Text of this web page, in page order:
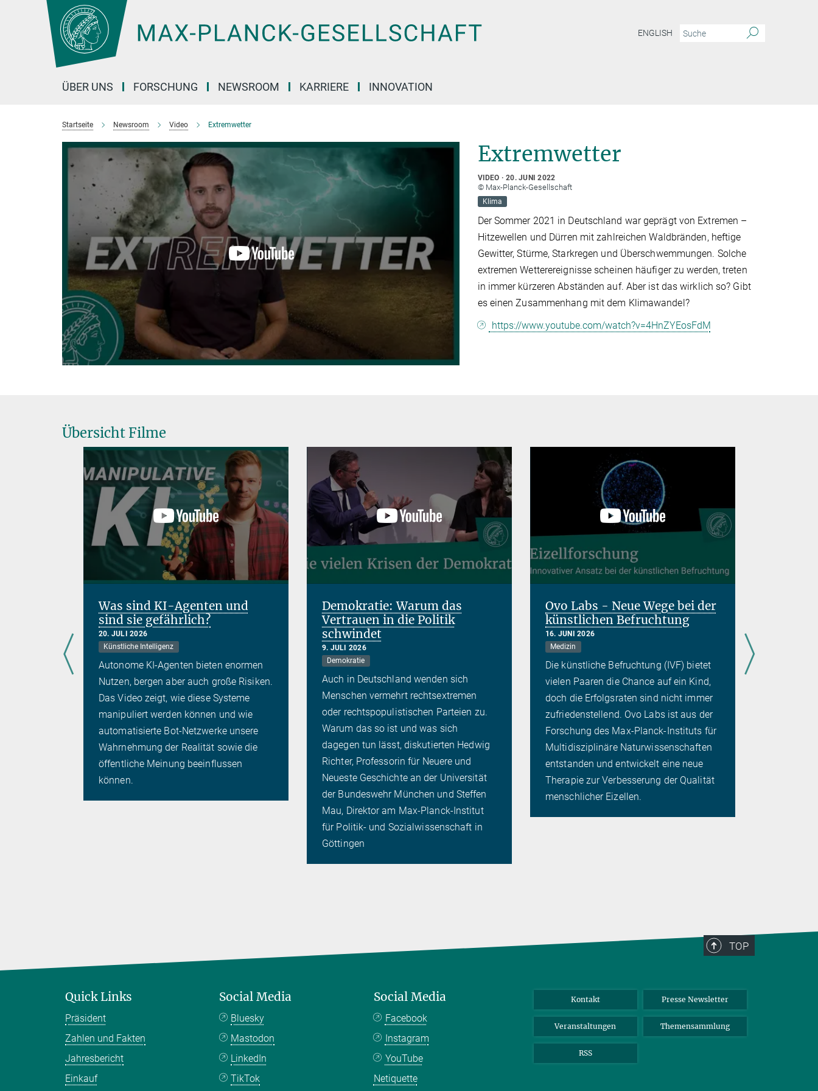
Hauptinhalt
ENGLISH
ÜBER UNS FORSCHUNG NEWSROOM KARRIERE INNOVATION
Startseite Newsroom Video Extremwetter
Extremwetter
VIDEO 20. JUNI 2022
© Max-Planck-Gesellschaft
Klima
Der Sommer 2021 in Deutschland war geprägt von Extremen –
Hitzewellen und Dürren mit zahlreichen Waldbränden, heftige
Gewitter, Stürme, Starkregen und Überschwemmungen. Solche
extremen Wetterereignisse scheinen häufiger zu werden, treten
in immer kürzeren Abständen auf. Aber ist das wirklich so? Gibt
es einen Zusammenhang mit dem Klimawandel?
https://www.youtube.com/watch?v=4HnZYEosFdM
Übersicht Filme
Was sind KI-Agenten und
sind sie gefährlich?
20. JULI 2026
Künstliche Intelligenz
Autonome KI-Agenten bieten enormen
Nutzen, bergen aber auch große Risiken.
Das Video zeigt, wie diese Systeme
manipuliert werden können und wie
automatisierte Bot-Netzwerke unsere
Wahrnehmung der Realität sowie die
öffentliche Meinung beeinflussen
können.
Demokratie: Warum das
Vertrauen in die Politik
schwindet
9. JULI 2026
Demokratie
Auch in Deutschland wenden sich
Menschen vermehrt rechtsextremen
oder rechtspopulistischen Parteien zu.
Warum das so ist und was sich
dagegen tun lässt, diskutierten Hedwig
Richter, Professorin für Neuere und
Neueste Geschichte an der Universität
der Bundeswehr München und Steffen
Mau, Direktor am Max-Planck-Institut
für Politik- und Sozialwissenschaft in
Göttingen
Ovo Labs - Neue Wege bei der
künstlichen Befruchtung
16. JUNI 2026
Medizin
Die künstliche Befruchtung (IVF) bietet
vielen Paaren die Chance auf ein Kind,
doch die Erfolgsraten sind nicht immer
zufriedenstellend. Ovo Labs ist aus der
Forschung des Max-Planck-Instituts für
Multidisziplinäre Naturwissenschaften
entstanden und entwickelt eine neue
Therapie zur Verbesserung der Qualität
menschlicher Eizellen.
TOP
Quick Links
Präsident
Zahlen und Fakten
Jahresbericht
Einkauf
Social Media
Bluesky
Mastodon
LinkedIn
TikTok
Social Media
Facebook
Instagram
YouTube
Netiquette
Kontakt Presse Newsletter
Veranstaltungen Themensammlung
RSS